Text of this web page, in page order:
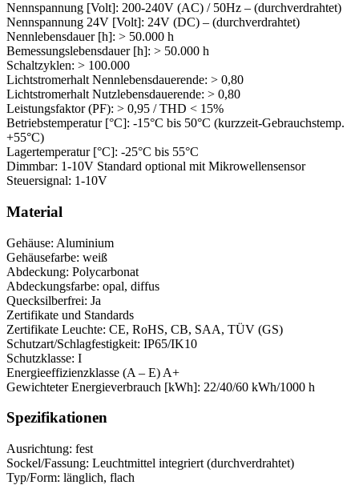
Nennspannung [Volt]: 200-240V (AC) / 50Hz – (durchverdrahtet)
Nennspannung 24V [Volt]: 24V (DC) – (durchverdrahtet)
Nennlebensdauer [h]: > 50.000 h
Bemessungslebensdauer [h]: > 50.000 h
Schaltzyklen: > 100.000
Lichtstromerhalt Nennlebensdauerende: > 0,80
Lichtstromerhalt Nutzlebensdauerende: > 0,80
Leistungsfaktor (PF): > 0,95 / THD < 15%
Betriebstemperatur [°C]: -15°C bis 50°C (kurzzeit-Gebrauchstemp.
+55°C)
Lagertemperatur [°C]: -25°C bis 55°C
Dimmbar: 1-10V Standard optional mit Mikrowellensensor
Steuersignal: 1-10V
Material
Gehäuse: Aluminium
Gehäusefarbe: weiß
Abdeckung: Polycarbonat
Abdeckungsfarbe: opal, diffus
Quecksilberfrei: Ja
Zertifikate und Standards
Zertifikate Leuchte: CE, RoHS, CB, SAA, TÜV (GS)
Schutzart/Schlagfestigkeit: IP65/IK10
Schutzklasse: I
Energieeffizienzklasse (A – E) A+
Gewichteter Energieverbrauch [kWh]: 22/40/60 kWh/1000 h
Spezifikationen
Ausrichtung: fest
Sockel/Fassung: Leuchtmittel integriert (durchverdrahtet)
Typ/Form: länglich, flach